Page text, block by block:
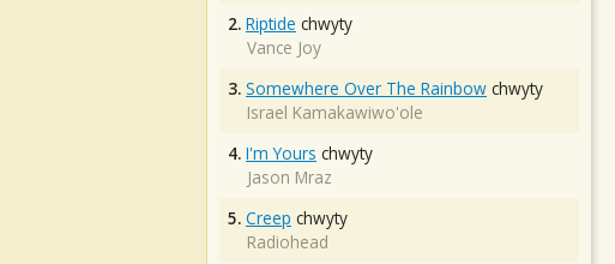
2. Riptide chwyty
Vance Joy
3. Somewhere Over The Rainbow chwyty
Israel Kamakawiwo'ole
4. I'm Yours chwyty
Jason Mraz
5. Creep chwyty
Radiohead